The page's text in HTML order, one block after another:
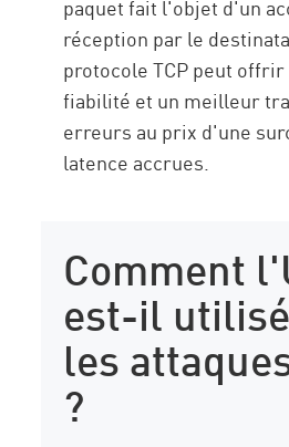
paquet fait l'objet d'un
réception par le
protocole TCP peut
fiabilité et un meilleur
erreurs au prix d'une
latence accrues.
Comment
est-il
les
?